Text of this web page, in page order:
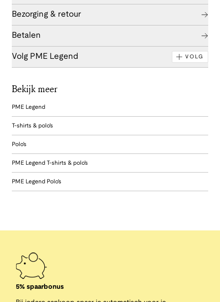
Bezorging & retour
Betalen
Volg PME Legend VOLG
Bekijk meer
PME Legend
T-shirts & polo's
Polo's
PME Legend T-shirts & polo's
PME Legend Polo's
5% spaarbonus